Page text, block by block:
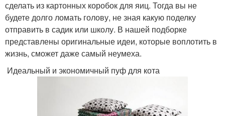
сделать из картонных коробок для яиц. Тогда вы не
будете долго ломать голову, не зная какую поделку
отправить в садик или школу. В нашей подборке
представлены оригинальные идеи, которые воплотить в
жизнь, сможет даже самый неумеха.
Идеальный и экономичный пуф для кота